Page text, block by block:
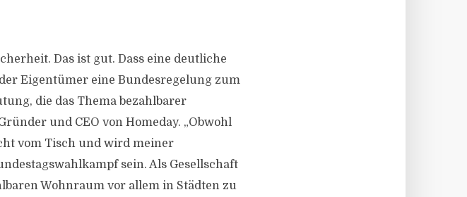
Das ist gut. Dass eine deutliche
Eigentümer eine Bundesregelung zum
die das Thema bezahlbarer
und CEO von Homeday. „Obwohl
vom Tisch und wird meiner
sein. Als Gesellschaft
Wohnraum vor allem in Städten zu